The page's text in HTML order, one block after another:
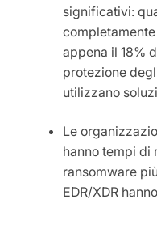
significativi:
appena il 18%
protezione
utilizzano
Le
hanno tempi di
ransomware
EDR/XDR